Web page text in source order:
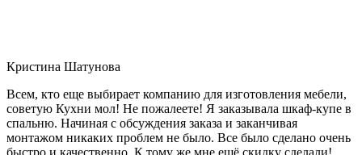
Кристина Шатунова
Всем, кто еще выбирает компанию для изготовления мебели,
советую Кухни мол! Не пожалеете! Я заказывала шкаф-купе в
спальню. Начиная с обсуждения заказа и заканчивая
монтажом никаких проблем не было. Все было сделано очень
быстро и качественно. К тому же мне ещё скидку сделали!